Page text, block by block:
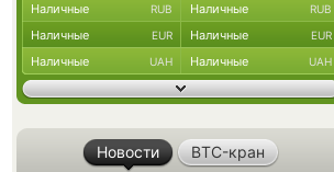
Наличные RUB Наличные RUB
Наличные EUR Наличные EUR
Наличные UAH Наличные UAH
Новости BTC-кран